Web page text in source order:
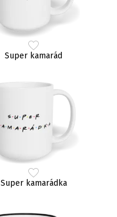
Super kamarád
Super kamarádka